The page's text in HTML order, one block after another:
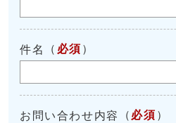
件名 （ 必須 ）
お問い合わせ内容 （ 必須 ）